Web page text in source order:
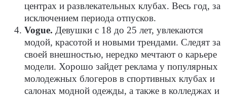
центрах и развлекательных клубах. Весь год, за
исключением периода отпусков.
Vogue. Девушки с 18 до 25 лет, увлекаются
модой, красотой и новыми трендами. Следят за
своей внешностью, нередко мечтают о карьере
модели. Хорошо зайдет реклама у популярных
молодежных блогеров в спортивных клубах и
салонах модной одежды, а также в колледжах и